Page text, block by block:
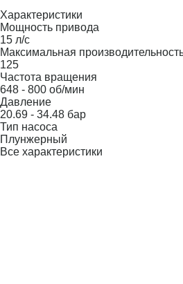
Характеристики
Мощность привода
15 л/с
Максимальная
125
Частота вращения
648 - 800 об/мин
Давление
20.69 - 34.48 бар
Тип насоса
Плунжерный
Все характеристики